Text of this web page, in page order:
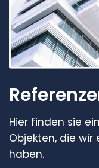
Hier finden sie
Objekten, die
haben.